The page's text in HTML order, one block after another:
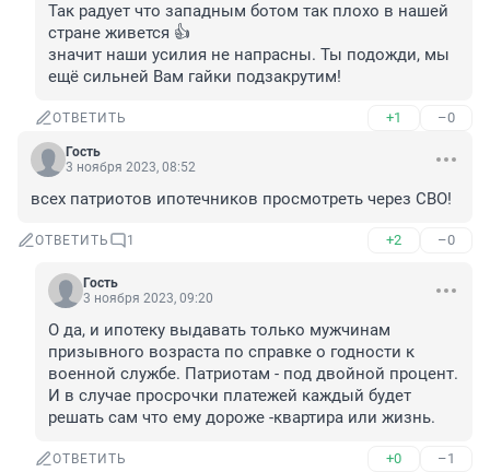
Так радует что западным ботом так плохо в нашей
стране живется 👍
значит наши усилия не напрасны. Ты подожди, мы
ещё сильней Вам гайки подзакрутим!
ОТВЕТИТЬ +1 –0
Гость
3 ноября 2023, 08:52
всех патриотов ипотечников просмотреть через СВО!
ОТВЕТИТЬ 1 +2 –0
Гость
3 ноября 2023, 09:20
О да, и ипотеку выдавать только мужчинам
призывного возраста по справке о годности к
военной службе. Патриотам - под двойной процент.
И в случае просрочки платежей каждый будет
решать сам что ему дороже -квартира или жизнь.
ОТВЕТИТЬ +0 –1